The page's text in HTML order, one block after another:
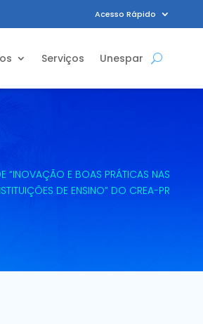
Acesso Rápido
Serviços Unespar
“INOVAÇÃO E BOAS PRÁTICAS NAS
DE ENSINO” DO CREA-PR